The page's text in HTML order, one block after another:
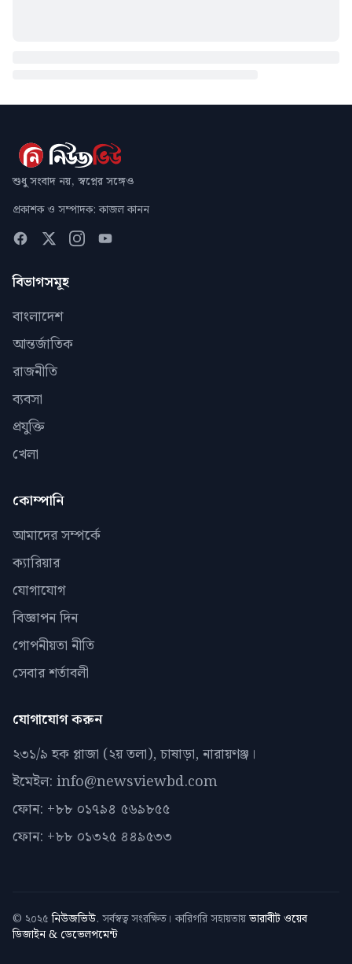
শুধু সংবাদ নয়, স্বপ্নের সঙ্গেও
প্রকাশক ও সম্পাদক: কাজল কানন
বিভাগসমূহ
বাংলাদেশ
আন্তর্জাতিক
রাজনীতি
ব্যবসা
প্রযুক্তি
খেলা
কোম্পানি
আমাদের সম্পর্কে
ক্যারিয়ার
যোগাযোগ
বিজ্ঞাপন দিন
গোপনীয়তা নীতি
সেবার শর্তাবলী
যোগাযোগ করুন
২৩১/৯ হক প্লাজা (২য় তলা), চাষাড়া, নারায়ণঞ্জ।
ইমেইল: info@newsviewbd.com
ফোন: +৮৮ ০১৭৯৪ ৫৬৯৮৫৫
ফোন: +৮৮ ০১৩২৫ ৪৪৯৫৩৩
© ২০২৫ নিউজভিউ. সর্বস্বত্ব সংরক্ষিত। কারিগরি সহায়তায়ভারাবীট ওয়েব
ডিজাইন & ডেভেলপমেন্ট